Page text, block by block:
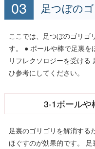
足つぼの
ここでは、足つぼのゴリゴ
す。 ● ボールや棒で足裏
リフレクソロジーを受ける
ひ参考にしてください。
3-1ボールや
足裏のゴリゴリを解消する
ほぐすのが効果的です。